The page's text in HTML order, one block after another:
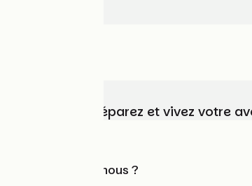
Choisissez, préparez et vivez votre
Qui sommes-nous ?